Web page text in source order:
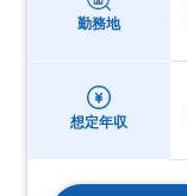
勤務地
想定年収